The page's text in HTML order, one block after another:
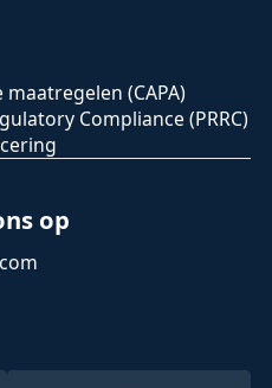
(CAPA)
Compliance (PRRC)
op